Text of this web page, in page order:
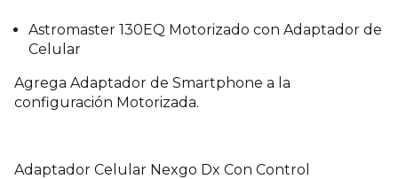
Astromaster 130EQ Motorizado con Adaptador de
Celular
Agrega Adaptador de Smartphone a la
configuración Motorizada.
Adaptador Celular Nexgo Dx Con Control